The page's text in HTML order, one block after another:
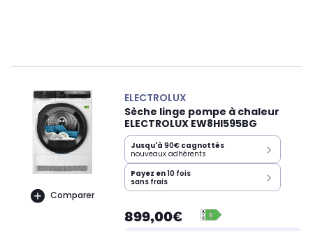
Comparer
ELECTROLUX
Sèche linge pompe à chaleur
ELECTROLUX EW8HI595BG
Jusqu'à 90€ cagnottés
nouveaux adhérents
Payez en10 fois
sans frais
899,00€